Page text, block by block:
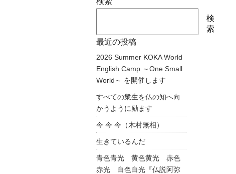
検
索
最近の投稿
2026 Summer KOKA World
English Camp ～One Small
World～ を開催します
すべての衆生を仏の知へ向
かうように励ます
今 今 今（木村無相）
生きているんだ
青色青光 黄色黄光 赤色
赤光 白色白光『仏説阿弥